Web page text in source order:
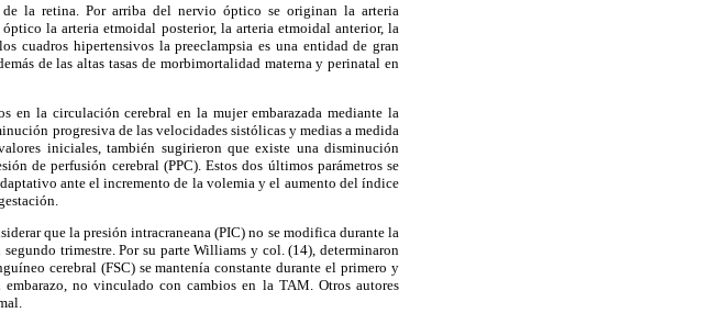
la retina. Por arriba del nervio óptico se originan la arteria
la arteria etmoidal posterior, la arteria etmoidal anterior, la
cuadros hipertensivos la preeclampsia es una entidad de gran
de las altas tasas de morbimortalidad materna y perinatal en
la circulación cerebral en la mujer embarazada mediante la
progresiva de las velocidades sistólicas y medias a medida
iniciales, también sugirieron que existe una disminución
de perfusión cerebral (PPC). Estos dos últimos parámetros se
ante el incremento de la volemia y el aumento del índice
que la presión intracraneana (PIC) no se modifica durante la
trimestre. Por su parte Williams y col. (14), determinaron
cerebral (FSC) se mantenía constante durante el primero y
no vinculado con cambios en la TAM. Otros autores